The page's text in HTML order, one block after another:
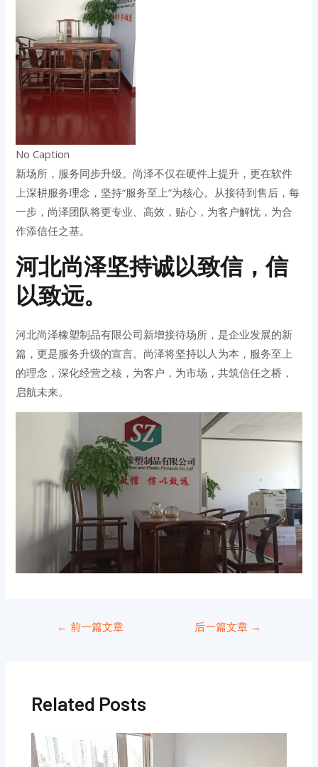
No Caption
新场所，服务同步升级。尚泽不仅在硬件上提升，更在软件
上深耕服务理念，坚持“服务至上”为核心。从接待到售后，每
一步，尚泽团队将更专业、高效，贴心，为客户解忧，为合
作添信任之基。
河北尚泽坚持诚以致信，信
以致远。
河北尚泽橡塑制品有限公司新增接待场所，是企业发展的新
篇，更是服务升级的宣言。尚泽将坚持以人为本，服务至上
的理念，深化经营之核，为客户，为市场，共筑信任之桥，
启航未来。
← 前一篇文章 后一篇文章 →
Related Posts